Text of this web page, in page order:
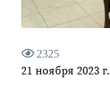
2325
21 ноября 2023 г.